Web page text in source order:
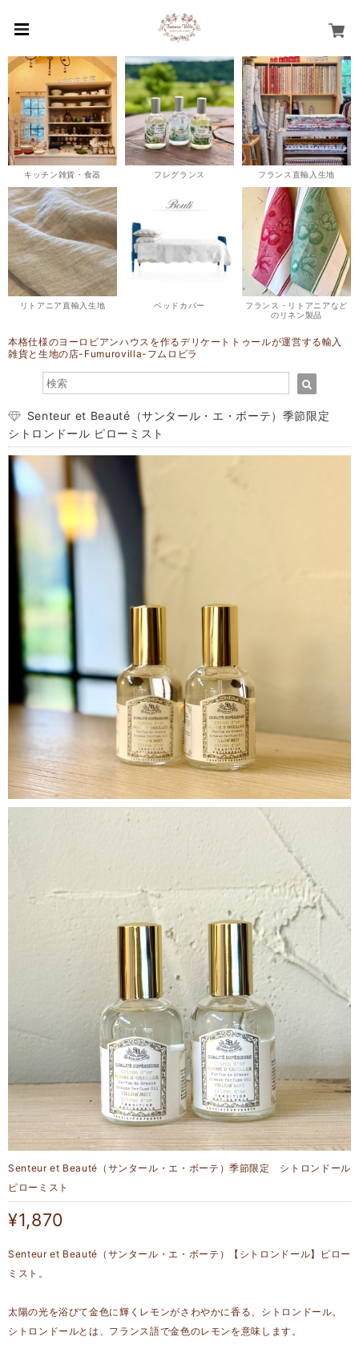
キッチン雑貨・食器 フレグランス フランス直輸入生地
リトアニア直輸入生地 ベッドカバー
フランス・リトアニアなど
のリネン製品
本格仕様のヨーロピアンハウスを作るデリケートトゥールが運営する輸入
雑貨と生地の店-Fumurovilla-フムロビラ
Senteur et Beauté（サンタール・エ・ボーテ）季節限定
シトロンドール ピローミスト
Senteur et Beauté（サンタール・エ・ボーテ）季節限定 シトロンドール
ピローミスト
¥1,870
Senteur et Beauté（サンタール・エ・ボーテ）【シトロンドール】ピロー
ミスト。
太陽の光を浴びて金色に輝くレモンがさわやかに香る、シトロンドール。
シトロンドールとは、フランス語で金色のレモンを意味します。